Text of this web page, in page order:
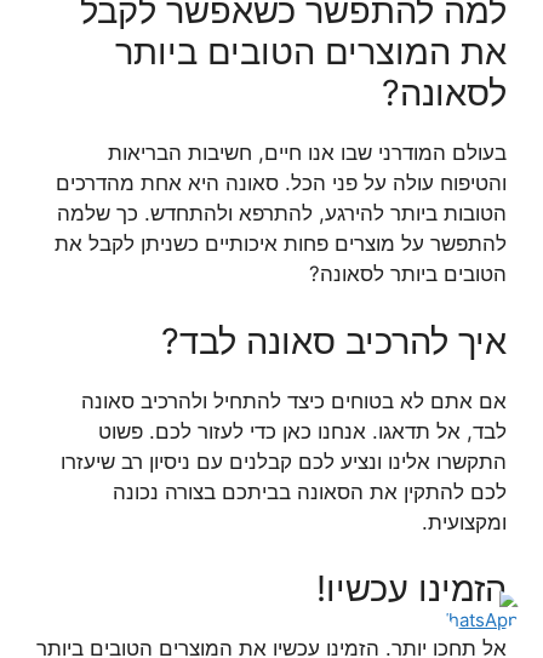
למה להתפשר כשאפשר לקבל
את המוצרים הטובים ביותר
לסאונה?
בעולם המודרני שבו אנו חיים, חשיבות הבריאות
והטיפוח עולה על פני הכל. סאונה היא אחת מהדרכים
הטובות ביותר להירגע, להתרפא ולהתחדש. כך שלמה
להתפשר על מוצרים פחות איכותיים כשניתן לקבל את
הטובים ביותר לסאונה?
איך להרכיב סאונה לבד?
אם אתם לא בטוחים כיצד להתחיל ולהרכיב סאונה
לבד, אל תדאגו. אנחנו כאן כדי לעזור לכם. פשוט
התקשרו אלינו ונציע לכם קבלנים עם ניסיון רב שיעזרו
לכם להתקין את הסאונה בביתכם בצורה נכונה
ומקצועית.
הזמינו עכשיו!
אל תחכו יותר. הזמינו עכשיו את המוצרים הטובים ביותר